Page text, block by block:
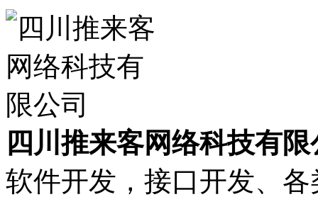
四川推来客网络科技有限
软件开发，接口开发、